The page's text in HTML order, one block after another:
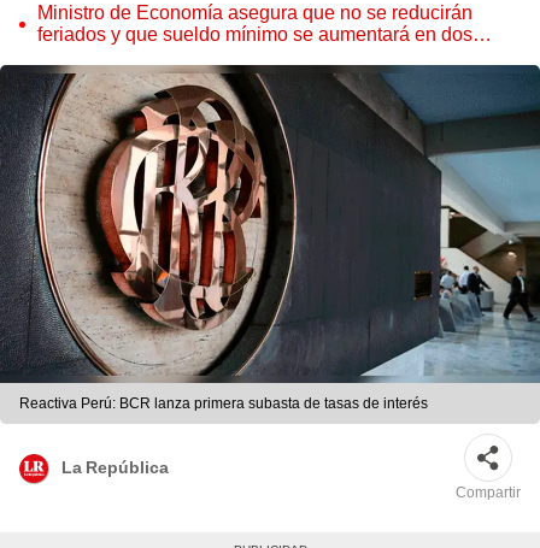
Ministro de Economía asegura que no se reducirán
feriados y que sueldo mínimo se aumentará en dos
Reactiva Perú: BCR lanza primera subasta de tasas de interés
La República
Compartir